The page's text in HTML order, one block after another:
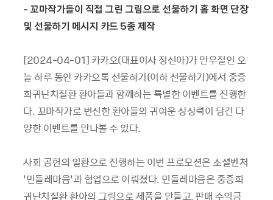
-꼬마작가들이 직접 그린 그림으로 선물하기 홈 화면 단장
및 선물하기 메시지 카드 5종 제작
[2024-04-01] 카카오(대표이사 정신아)가 만우절인 오
늘 하루 동안 카카오톡 선물하기(이하 선물하기)에서 중증
희귀난치질환 환아들과 함께하는 특별한 이벤트를 진행한
다. 꼬마작가로 변신한 환아들의 귀여운 상상력이 담긴 다
양한 이벤트를 만나볼 수 있다.
사회 공헌의 일환으로 진행하는 이번 프로모션은 소셜벤처
‘민들레마음’과 협업으로 이뤄졌다. 민들레마음은 중증희
귀난치질환 환아의 그림으로 제품을 만들고, 판매 수익금